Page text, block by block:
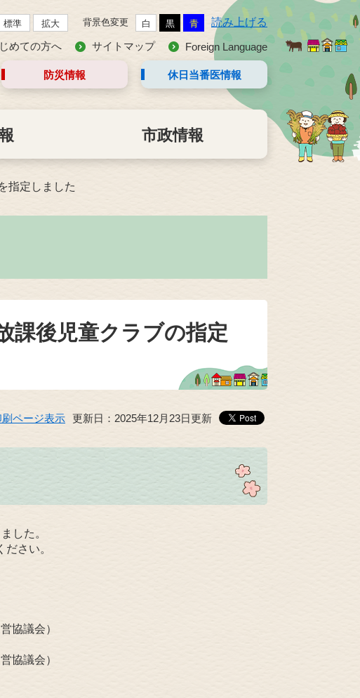
標準 拡大 背景色変更 白 黒 青 読み上げる
めての方へ サイトマップ Foreign Language
防災情報 休日当番医情報
市政情報
指定しました
課後児童クラブの指定
刷ページ表示 更新日：2025年12月23日更新
した。
さい。
協議会）
協議会）